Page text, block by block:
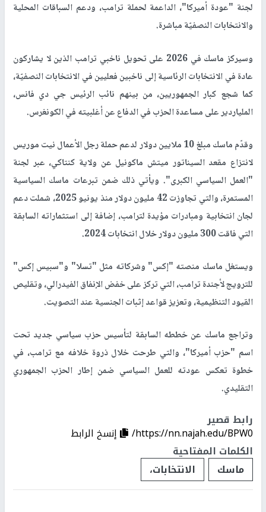
لجنة "عودة أميركا"، الداعمة لحملة ترامب، ودعم السباقات المحلية
والانتخابات النصفيّة مباشرة.
وسيركز ماسك في 2026 على تحويل ناخبي ترامب الذين لا يشاركون
عادة في الانتخابات الرئاسية إلى ناخبين فعليين في الانتخابات النصفيّة،
كما شجع كبار الجمهوريين، من بينهم نائب الرئيس جي دي فانس،
الملياردير على مساعدة الحزب في الدفاع عن أغلبيته في الكونغرس.
وقدّم ماسك مبلغ 10 ملايين دولار لدعم حملة رجل الأعمال نيت موريس
لانتزاع مقعد السيناتور ميتش ماكونيل عن ولاية كنتاكي، عبر لجنة
"العمل السياسي الكبرى". ويأتي ذلك ضمن تبرعات ماسك السياسية
المستمرة، والتي تجاوزت 42 مليون دولار منذ يونيو 2025، شملت دعم
لجان انتخابية ومبادرات مؤيدة لترامب، إضافة إلى استثماراته السابقة
التي فاقت 300 مليون دولار خلال انتخابات 2024.
ويستغل ماسك منصته "إكس" وشركاته مثل "تسلا" و"سبيس إكس"
للترويج لأجندة ترامب، التي تركز على خفض الإنفاق الفيدرالي، وتقليص
القيود التنظيمية، وتعزيز قواعد إثبات الجنسية عند التصويت.
وتراجع ماسك عن خططه السابقة لتأسيس حزب سياسي جديد تحت
اسم "حزب أميركا"، والتي طرحت خلال ذروة خلافه مع ترامب، في
خطوة تعكس عودته للعمل السياسي ضمن إطار الحزب الجمهوري
التقليدي.
رابط قصير
https://nn.najah.edu/BPW0/
إنسخ الرابط
الكلمات المفتاحية
ماسك
الانتخابات،